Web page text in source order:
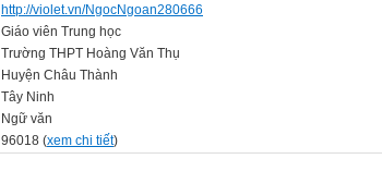
http://violet.vn/NgocNgoan280666
Giáo viên Trung học
Trường THPT Hoàng Văn Thụ
Huyện Châu Thành
Tây Ninh
Ngữ văn
96018 (xem chi tiết)